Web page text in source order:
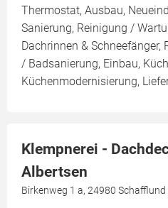
Thermostat, Ausbau,
Sanierung, Reinigung /
Dachrinnen & Schneefänger,
/ Badsanierung, Einbau,
Küchenmodernisierung,
Klempnerei -
Albertsen
Birkenweg 1 a, 24980